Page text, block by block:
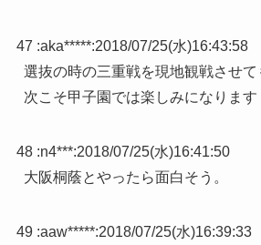
47 :aka*****:2018/07/25(水)16:43:58
選抜の時の三重戦を現地観戦させて
次こそ甲子園では楽しみになります
48 :n4***:2018/07/25(水)16:41:50
大阪桐蔭とやったら面白そう。
49 :aaw*****:2018/07/25(水)16:39:33